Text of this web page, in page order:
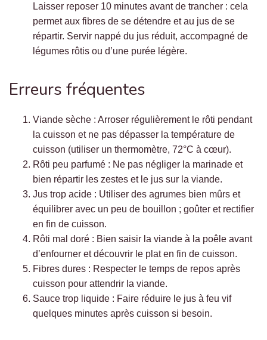
Laisser reposer 10 minutes avant de trancher : cela
permet aux fibres de se détendre et au jus de se
répartir. Servir nappé du jus réduit, accompagné de
légumes rôtis ou d’une purée légère.
Erreurs fréquentes
Viande sèche : Arroser régulièrement le rôti pendant
la cuisson et ne pas dépasser la température de
cuisson (utiliser un thermomètre, 72°C à cœur).
Rôti peu parfumé : Ne pas négliger la marinade et
bien répartir les zestes et le jus sur la viande.
Jus trop acide : Utiliser des agrumes bien mûrs et
équilibrer avec un peu de bouillon ; goûter et rectifier
en fin de cuisson.
Rôti mal doré : Bien saisir la viande à la poêle avant
d’enfourner et découvrir le plat en fin de cuisson.
Fibres dures : Respecter le temps de repos après
cuisson pour attendrir la viande.
Sauce trop liquide : Faire réduire le jus à feu vif
quelques minutes après cuisson si besoin.